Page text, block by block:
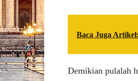
Baca Juga Artikel:
Demikian pulalah